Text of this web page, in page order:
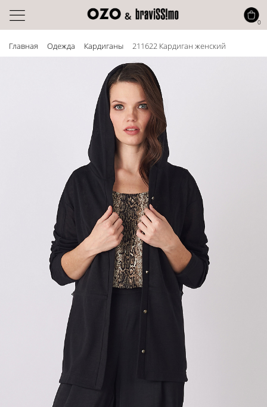
Главная Одежда Кардиганы 211622 Кардиган женский
0